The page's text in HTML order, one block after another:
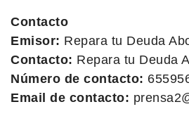
Contacto
Emisor: Repara tu Deuda
Contacto: Repara tu Deuda
Número de contacto:
Email de contacto: